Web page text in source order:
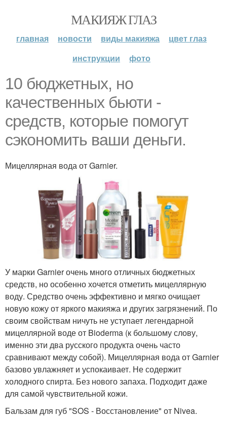
МАКИЯЖ ГЛАЗ
главная новости виды макияжа
цвет глаз
инструкции
фото
10 бюджетных, но
качественных бьюти -
средств, которые помогут
сэкономить ваши деньги.
Мицеллярная вода от Garnier.
У марки Garnier очень много отличных бюджетных
средств, но особенно хочется отметить мицеллярную
воду. Средство очень эффективно и мягко очищает
новую кожу от яркого макияжа и других загрязнений. По
своим свойствам ничуть не уступает легендарной
мицеллярной воде от Bioderma (к большому слову,
именно эти два русского продукта очень часто
сравнивают между собой). Мицеллярная вода от Garnier
базово увлажняет и успокаивает. Не содержит
холодного спирта. Без нового запаха. Подходит даже
для самой чувствительной кожи.
Бальзам для губ "SOS - Восстановление" от Nivea.